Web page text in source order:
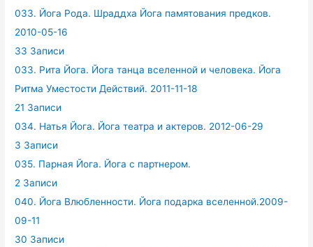
033. Йога Рода. Шраддха Йога памятования предков.
2010-05-16
33 Записи
033. Рита Йога. Йога танца вселенной и человека. Йога
Ритма Уместости Действий. 2011-11-18
21 Записи
034. Натья Йога. Йога театра и актеров. 2012-06-29
3 Записи
035. Парная Йога. Йога с партнером.
2 Записи
040. Йога Влюбленности. Йога подарка вселенной.2009-
09-11
30 Записи